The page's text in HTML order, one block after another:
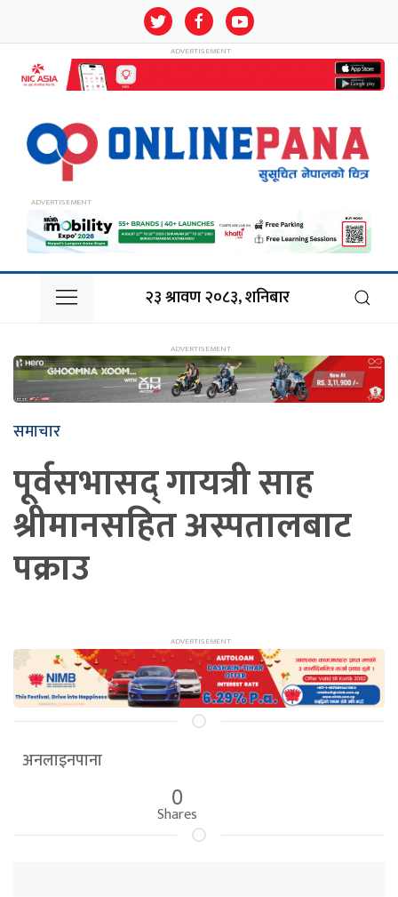
२३ श्रावण २०८३, शनिबार
समाचार
पूर्वसभासद् गायत्री साह
श्रीमानसहित अस्पतालबाट
पक्राउ
अनलाइनपाना
0
Shares